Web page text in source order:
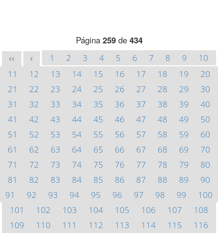
Página 259de 434
<< < 1 2 3 4 5 6 7 8 9
10
11
12 13 14 15 16 17 18 19
20
21
22 23 24 25 26 27 28 29
30
31
32 33 34 35 36 37 38 39
40
41
42 43 44 45 46 47 48 49
50
51
52 53 54 55 56 57 58 59
60
61
62 63 64 65 66 67 68 69
70
71
72 73 74 75 76 77 78 79
80
81
82 83 84 85 86 87 88 89
90
91
92 93 94 95 96 97 98 99
100
101
102 103 104 105 106 107
108
109
110 111 112 113 114 115
116